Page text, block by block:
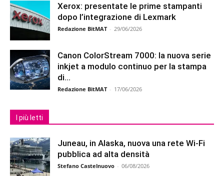
Xerox: presentate le prime stampanti
dopo l’integrazione di Lexmark
Redazione BitMAT - 29/06/2026
Canon ColorStream 7000: la nuova serie
inkjet a modulo continuo per la stampa
di...
Redazione BitMAT - 17/06/2026
I più letti
Juneau, in Alaska, nuova una rete Wi-Fi
pubblica ad alta densità
Stefano Castelnuovo - 06/08/2026